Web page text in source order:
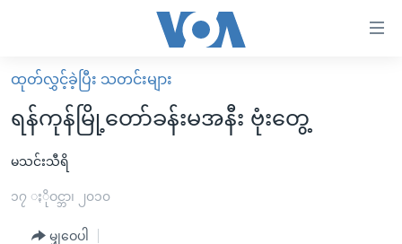
လွယ်ကူ
စေ
များ
မူလစာမျက်နှာ
မြန်မာ
ကမ္ဘာ့သတင်းများ
နိုင်ငံတကာ
ဗွီဒီယို
ထုတ်လွှင့်ခဲ့ပြီး သတင်းများ
ရန်ကုန်မြို့တော်ခန်းမအနီး ဗုံးတွေ့
မသင်းသီရိ
၁၇ ႏိုဝင္ဘာ၊ ၂၀၁၀
မျှဝေပါ